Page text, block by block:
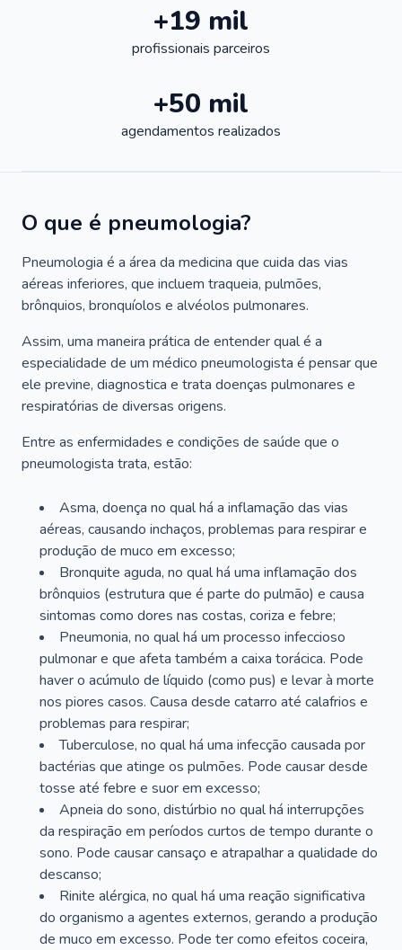
+19 mil
profissionais parceiros
+50 mil
agendamentos realizados
O que é pneumologia?
Pneumologia é a área da medicina que cuida das vias
aéreas inferiores, que incluem traqueia, pulmões,
brônquios, bronquíolos e alvéolos pulmonares.
Assim, uma maneira prática de entender qual é a
especialidade de um médico pneumologista é pensar que
ele previne, diagnostica e trata doenças pulmonares e
respiratórias de diversas origens.
Entre as enfermidades e condições de saúde que o
pneumologista trata, estão:
Asma, doença no qual há a inflamação das vias
aéreas, causando inchaços, problemas para respirar e
produção de muco em excesso;
Bronquite aguda, no qual há uma inflamação dos
brônquios (estrutura que é parte do pulmão) e causa
sintomas como dores nas costas, coriza e febre;
Pneumonia, no qual há um processo infeccioso
pulmonar e que afeta também a caixa torácica. Pode
haver o acúmulo de líquido (como pus) e levar à morte
nos piores casos. Causa desde catarro até calafrios e
problemas para respirar;
Tuberculose, no qual há uma infecção causada por
bactérias que atinge os pulmões. Pode causar desde
tosse até febre e suor em excesso;
Apneia do sono, distúrbio no qual há interrupções
da respiração em períodos curtos de tempo durante o
sono. Pode causar cansaço e atrapalhar a qualidade do
descanso;
Rinite alérgica, no qual há uma reação significativa
do organismo a agentes externos, gerando a produção
de muco em excesso. Pode ter como efeitos coceira,